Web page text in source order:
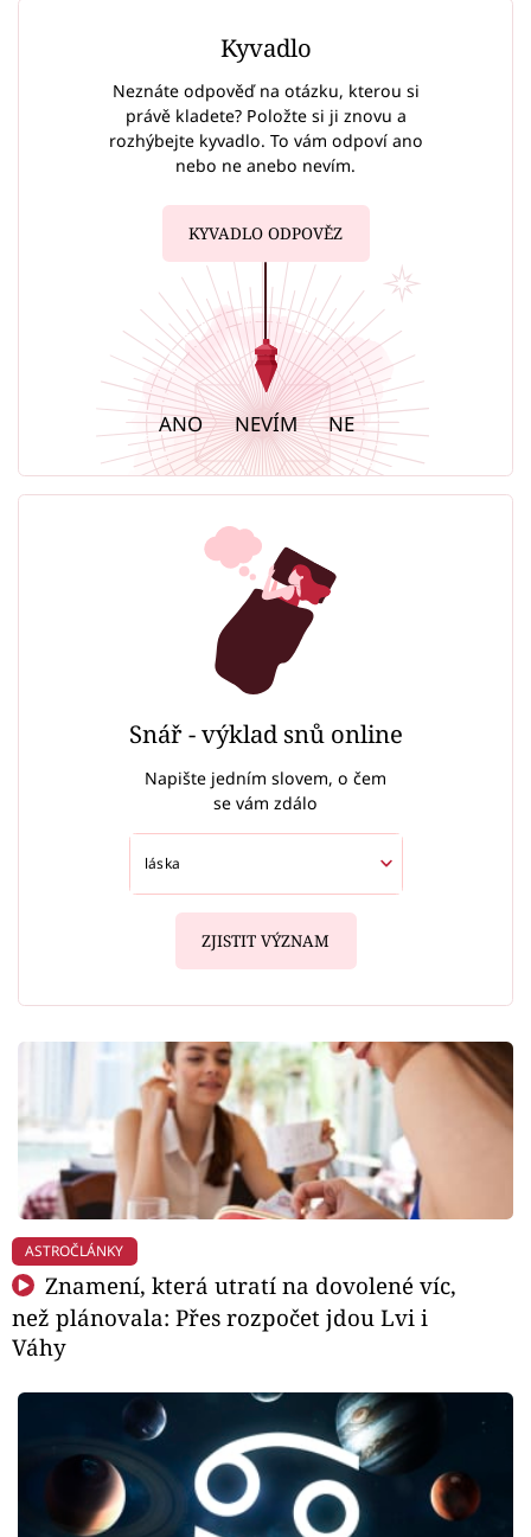
Kyvadlo
Neznáte odpověď na otázku, kterou si
právě kladete? Položte si ji znovu a
rozhýbejte kyvadlo. To vám odpoví ano
nebo ne anebo nevím.
KYVADLO ODPOVĚZ
ANO NEVÍM NE
Snář - výklad snů online
Napište jedním slovem, o čem
se vám zdálo
ZJISTIT VÝZNAM
ASTROČLÁNKY
Znamení, která utratí na dovolené víc,
než plánovala: Přes rozpočet jdou Lvi i
Váhy